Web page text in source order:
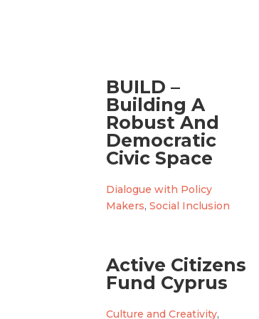
BUILD –
Building A
Robust And
Democratic
Civic Space
Dialogue with Policy
Makers,Social Inclusion
Active Citizens
Fund Cyprus
Culture and Creativity,